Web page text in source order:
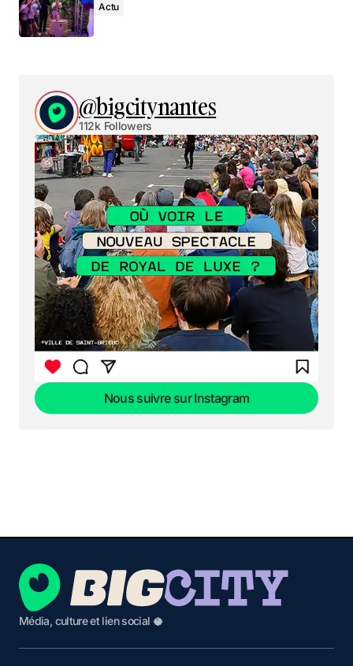
Actu
@bigcitynantes
112k Followers
Nous suivre sur Instagram
Média, culture et lien social 🥥